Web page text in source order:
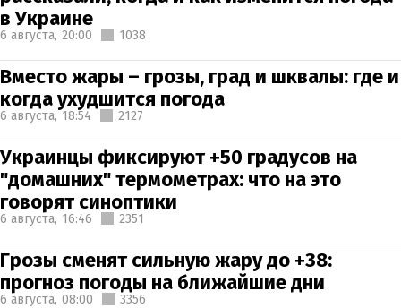
в Украине
6 августа, 20:00 1038
Вместо жары – грозы, град и шквалы: где и
когда ухудшится погода
6 августа, 18:54 2127
Украинцы фиксируют +50 градусов на
"домашних" термометрах: что на это
говорят синоптики
6 августа, 16:46 2351
Грозы сменят сильную жару до +38:
прогноз погоды на ближайшие дни
6 августа, 08:00 3356